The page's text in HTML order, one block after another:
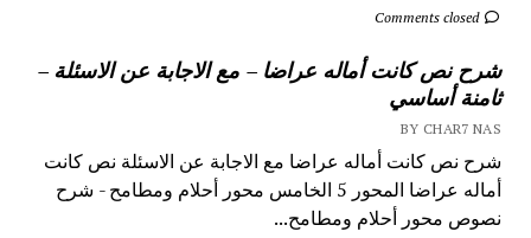
Comments closed
شرح نص كانت أماله عراضا – مع الاجابة عن الاسئلة –
ثامنة أساسي
BY CHAR7 NAS
شرح نص كانت أماله عراضا مع الاجابة عن الاسئلة نص كانت
أماله عراضا المحور 5 الخامس محور أحلام ومطامح - شرح
نصوص محور أحلام ومطامح...